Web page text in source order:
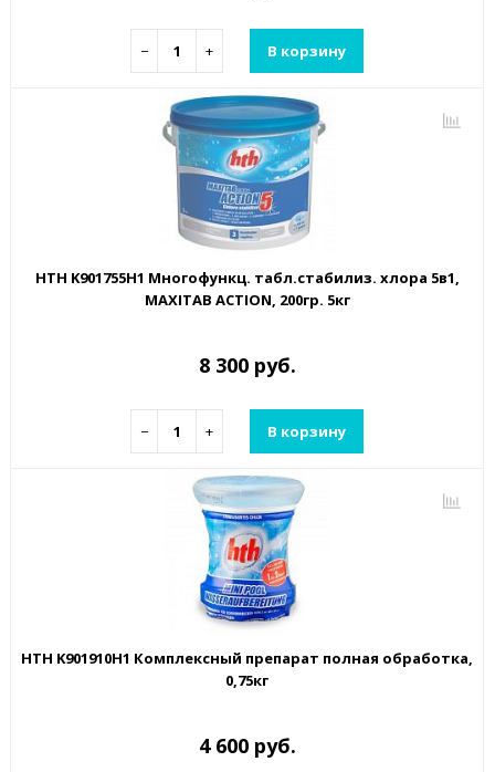
− + В корзину
HTH K901755H1 Многофункц. табл.стабилиз. хлора 5в1,
MAXITAB ACTION, 200гр. 5кг
8 300 руб.
− + В корзину
HTH K901910H1 Комплексный препарат полная обработка,
0,75кг
4 600 руб.